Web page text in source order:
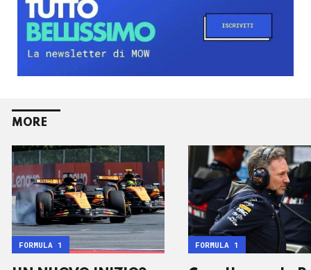
MORE
FORMULA 1 FORMULA 1